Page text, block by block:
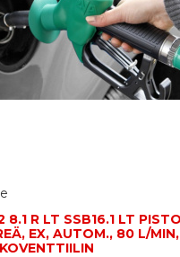
8.1 R LT SSB16.1 LT
EX, AUTOM., 80 L/MIN,